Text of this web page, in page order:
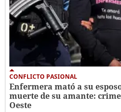
CONFLICTO PASIONAL
Enfermera mató a su
muerte de su amante:
Oeste